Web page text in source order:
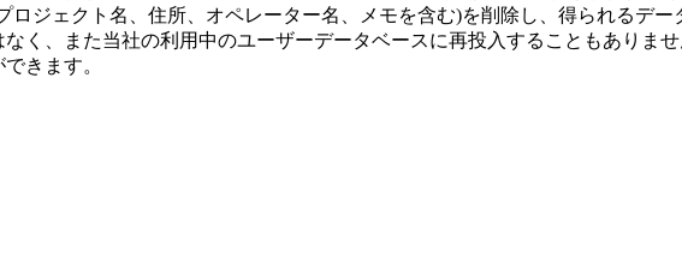
ジェクト名、住所、オペレーター名、メモを含む)を削除し、得られるデ
く、また当社の利用中のユーザーデータベースに再投入することもありま
きます。